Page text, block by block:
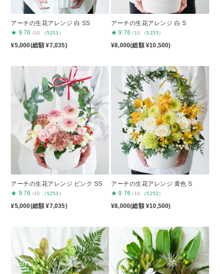
アーチの生花アレンジ 白 SS
★ 9.76 /10 （5253）
¥5,000(総額 ¥7,035)
アーチの生花アレンジ 白 S
★ 9.76 /10 （5253）
¥8,000(総額 ¥10,500)
アーチの生花アレンジ ピンク SS
★ 9.76 /10 （5253）
¥5,000(総額 ¥7,035)
アーチの生花アレンジ 黄色 S
★ 9.76 /10 （5253）
¥8,000(総額 ¥10,500)